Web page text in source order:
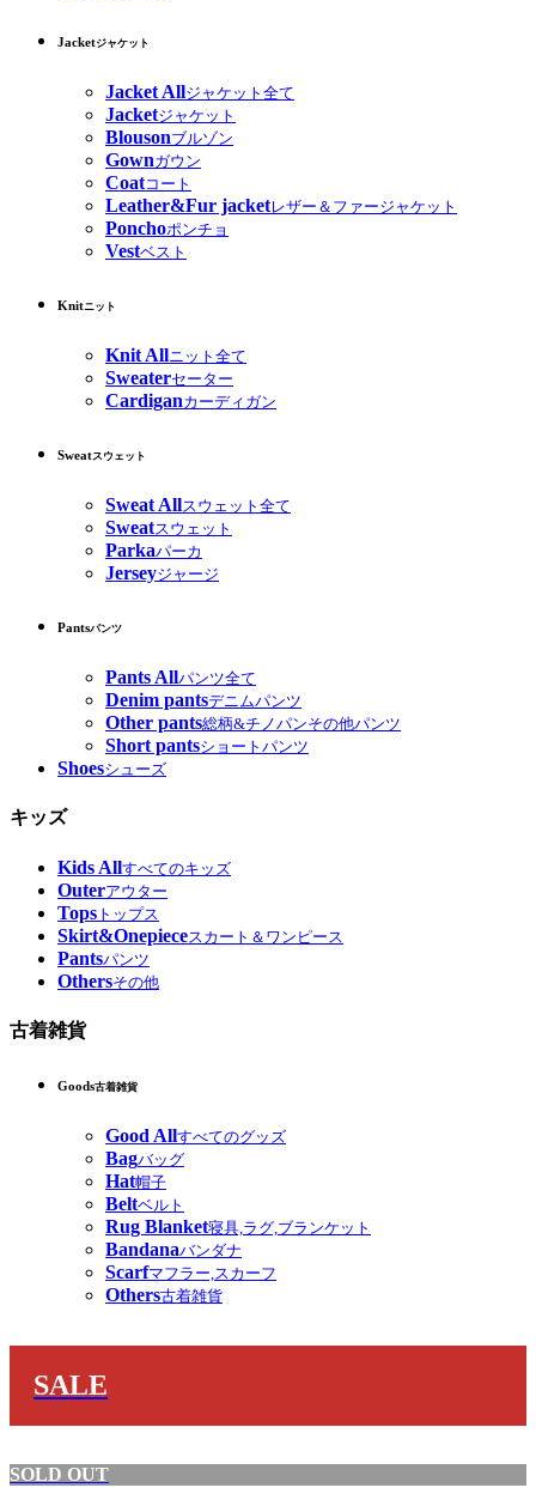
Jacketジャケット
Jacket Allジャケット全て
Jacketジャケット
Blousonブルゾン
Gownガウン
Coatコート
Leather&Fur jacketレザー＆ファージャケット
Ponchoポンチョ
Vestベスト
Knitニット
Knit Allニット全て
Sweaterセーター
Cardiganカーディガン
Sweatスウェット
Sweat Allスウェット全て
Sweatスウェット
Parkaパーカ
Jerseyジャージ
Pantsパンツ
Pants Allパンツ全て
Denim pantsデニムパンツ
Other pants総柄&チノパンその他パンツ
Short pantsショートパンツ
Shoesシューズ
キッズ
Kids Allすべてのキッズ
Outerアウター
Tops トップス
Skirt&Onepieceスカート＆ワンピース
Pantsパンツ
Othersその他
古着雑貨
Goods古着雑貨
Good Allすべてのグッズ
Bagバッグ
Hat帽子
Beltベルト
Rug Blanket寝具,ラグ,ブランケット
Bandanaバンダナ
Scarfマフラー,スカーフ
Others古着雑貨
SALE
SOLD OUT